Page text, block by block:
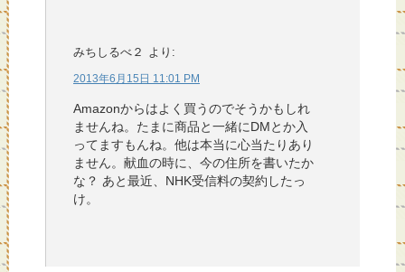
みちしるべ２ より:
2013年6月15日 11:01 PM
Amazonからはよく買うのでそうかもしれ
ませんね。たまに商品と一緒にDMとか入
ってますもんね。他は本当に心当たりあり
ません。献血の時に、今の住所を書いたか
な？ あと最近、NHK受信料の契約したっ
け。